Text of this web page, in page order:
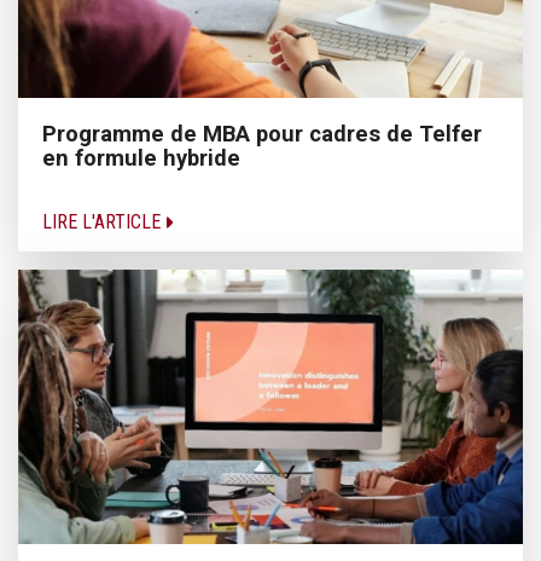
Programme de MBA pour cadres de Telfer
en formule hybride
LIRE L'ARTICLE